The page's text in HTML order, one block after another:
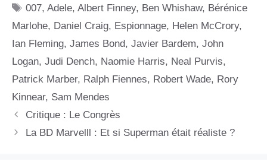
Étiquettes
007,Adele,Albert Finney, Ben Whishaw, Bérénice
Marlohe, Daniel Craig, Espionnage, Helen McCrory,
Ian Fleming, James Bond, Javier Bardem, John
Logan, Judi Dench, Naomie Harris, Neal Purvis,
Patrick Marber, Ralph Fiennes, Robert Wade, Rory
Kinnear, Sam Mendes
Critique : Le Congrès
La BD Marvelll : Et si Superman était réaliste ?